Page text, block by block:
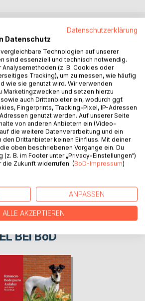
un agarrador fácil.
einfachen Topflappen.
BEIBoD
Datenschutzerklärung
Datenschutz
Technologien auf unserer
sind essenziell und technisch notwendig.
(z. B. Cookies oder
Tracking), um zu messen, wie häufig
wie sie genutzt wird. Wir verwenden
Marketingzwecken und setzen hierzu
auch Drittanbieter ein, wodurch ggf.
Fingerprints, Tracking-Pixel, IP-Adressen
genutzt werden. Auf unserer Seite
von anderen Anbietern ein (Video-
die weitere Datenverarbeitung und ein
den Drittanbieter keinen Einfluss. Mit deiner
oben beschriebenen Vorgänge ein. Du
(z. B. im Footer unter „Privacy-Einstellungen“)
Zukunft widerrufen. (BoD-Impressum)
ANPASSEN
ALLE AKZEPTIEREN